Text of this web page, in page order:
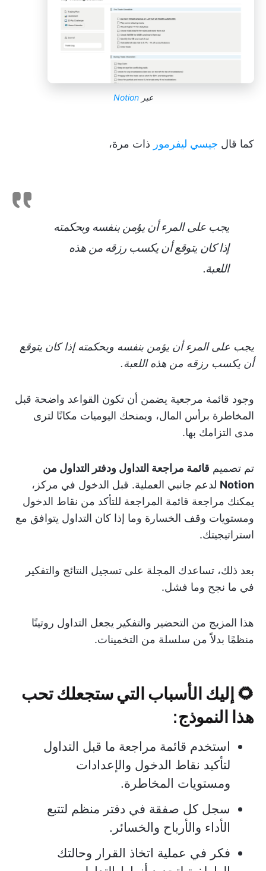
عبرNotion
كما قال جيسي ليفرمور ذات مرة،
يجب على المرء أن يؤمن بنفسه وبحكمته
إذا كان يتوقع أن يكسب رزقه من هذه
اللعبة.
يجب على المرء أن يؤمن بنفسه وبحكمته إذا كان يتوقع
أن يكسب رزقه من هذه اللعبة.
وجود قائمة مرجعية يضمن أن تكون القواعد واضحة قبل
المخاطرة برأس المال، ويمنحك اليوميات مكانًا لترى
مدى التزامك بها.
تم تصميم قائمة مراجعة التداول ودفتر التداول من
Notion لدعم جانبي العملية. قبل الدخول في مركز،
يمكنك مراجعة قائمة المراجعة للتأكد من نقاط الدخول
ومستويات وقف الخسارة وما إذا كان التداول يتوافق مع
استراتيجيتك.
بعد ذلك، تساعدك المجلة على تسجيل النتائج والتفكير
في ما نجح وما فشل.
هذا المزيج من التحضير والتفكير يجعل التداول روتينًا
منظمًا بدلاً من سلسلة من التخمينات.
🌻 إليك الأسباب التي ستجعلك تحب
هذا النموذج:
استخدم قائمة مراجعة ما قبل التداول
لتأكيد نقاط الدخول والإعدادات
ومستويات المخاطرة.
سجل كل صفقة في دفتر منظم لتتبع
الأداء والأرباح والخسائر.
فكر في عملية اتخاذ القرار وحالتك